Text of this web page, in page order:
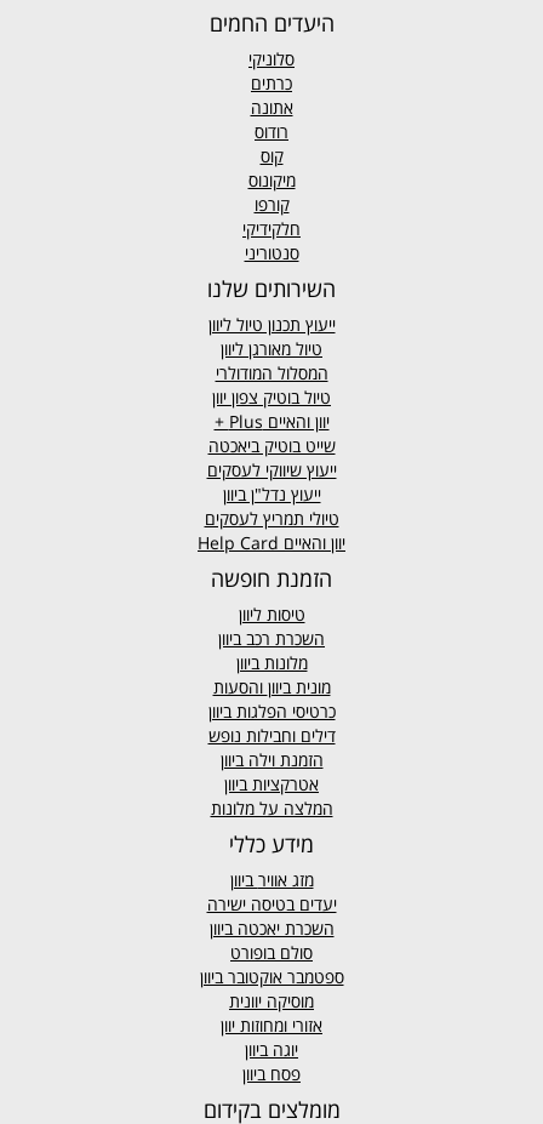
היעדים החמים
סלוניקי
כרתים
אתונה
רודוס
קוס
מיקונוס
קורפו
חלקידיקי
סנטוריני
השירותים שלנו
ייעוץ תכנון טיול ליוון
טיול מאורגן ליוון
המסלול המודולרי
טיול בוטיק צפון יוון
יוון והאיים Plus +
שייט בוטיק ביאכטה
ייעוץ שיווקי לעסקים
ייעוץ נדל"ן ביוון
טיולי תמריץ לעסקים
יוון והאיים Help Card
הזמנת חופשה
טיסות ליוון
השכרת רכב ביוון
מלונות ביוון
מונית ביוון והסעות
כרטיסי הפלגות ביוון
דילים וחבילות נופש
הזמנת וילה ביוון
אטרקציות ביוון
המלצה על מלונות
מידע כללי
מזג אוויר ביוון
יעדים בטיסה ישירה
השכרת יאכטה ביוון
סולם בופורט
ספטמבר אוקטובר ביוון
מוסיקה יוונית
אזורי ומחוזות יוון
יוגה ביוון
פסח ביוון
מומלצים בקידום